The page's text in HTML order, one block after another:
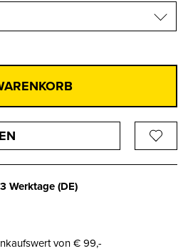
Werktage(DE)
von € 99,-